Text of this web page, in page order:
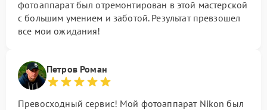
фотоаппарат был отремонтирован в этой мастерской
с большим умением и заботой. Результат превзошел
все мои ожидания!
Петров Роман
Превосходный сервис! Мой фотоаппарат Nikon был